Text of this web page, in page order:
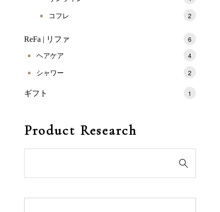
コフレ 2
ReFa | リファ 6
ヘアケア 4
シャワー 2
ギフト 1
Product Research
象:
